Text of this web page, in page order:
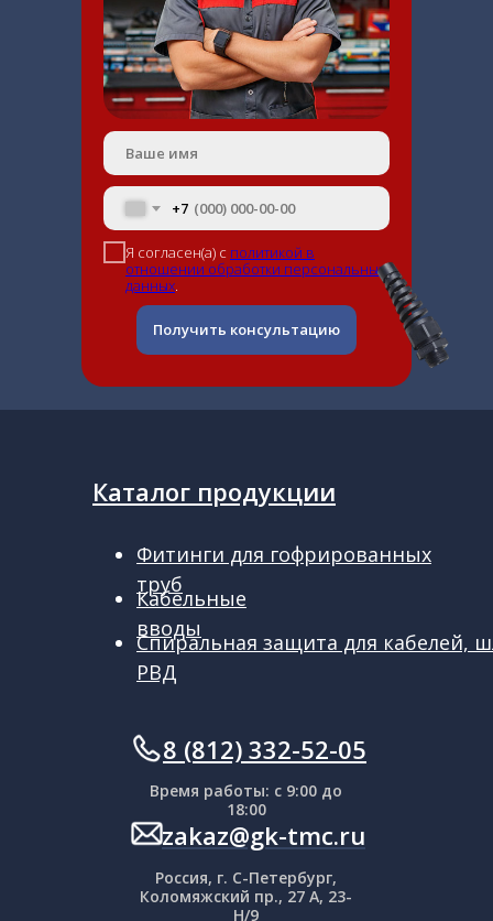
+7
Я согласен(а) с политикой в
отношении обработки персональных
данных
Получить консультацию
Время работы: с 9:00 до
18:00
Россия, г. С-Петербург,
Коломяжский пр., 27 А, 23-
Н/9
zakaz@gk-tmc.ru
ㅤㅤ8 (812) 332-52-05
Каталог продукции
Спиральная защита для кабелей,
РВД
Кабельные
вводы
Фитинги для гофрированных
труб